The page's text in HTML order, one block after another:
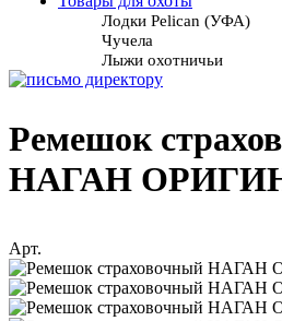
Лодки Pelican (УФА)
Чучела
Лыжи охотничьи
Ремешок
НАГАН
Арт.